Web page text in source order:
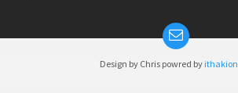
Design by Chris powred by